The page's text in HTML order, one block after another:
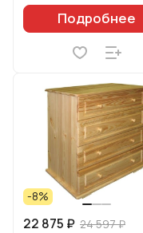
Подробнее
-8%
22 875 ₽ 24 597 ₽